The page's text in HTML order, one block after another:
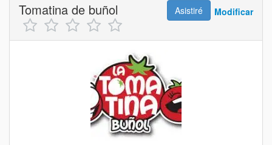
Asistiré Modificar
Tomatina de buñol